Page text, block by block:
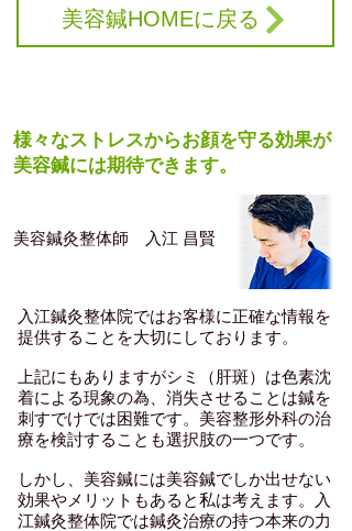
美容鍼HOMEに戻る
様々なストレスからお顔を守る効果が
美容鍼には期待できます。
​美容鍼灸整体師 入江 昌賢
入江鍼灸整体院ではお客様に正確な情報を
提供することを大切にしております。
上記にもありますがシミ（肝斑）は色素沈
着による現象の為、消失させることは鍼を
刺すでけでは困難です。美容整形外科の治
療を検討することも選択肢の一つです。​
しかし、美容鍼には美容鍼でしか出せない
効果やメリットもあると私は考えます。入
江鍼灸整体院では鍼灸治療の持つ本来の力